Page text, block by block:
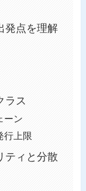
発点を理解
ラス
ーン
行上限
ティと分散